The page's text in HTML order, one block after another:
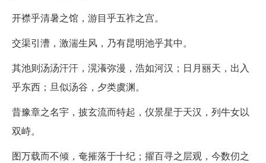
开襟乎清暑之馆，游目乎五祚之宫。
交渠引漕，激湍生风，乃有昆明池乎其中。
其池则汤汤汗汗，滉瀁弥漫，浩如河汉；日月丽天，出入
乎东西；旦似汤谷，夕类虞渊。
昔豫章之名宇，披玄流而特起，仪景星于天汉，列牛女以
双峙。
图万载而不倾，奄摧落于十纪；擢百寻之层观，今数仞之